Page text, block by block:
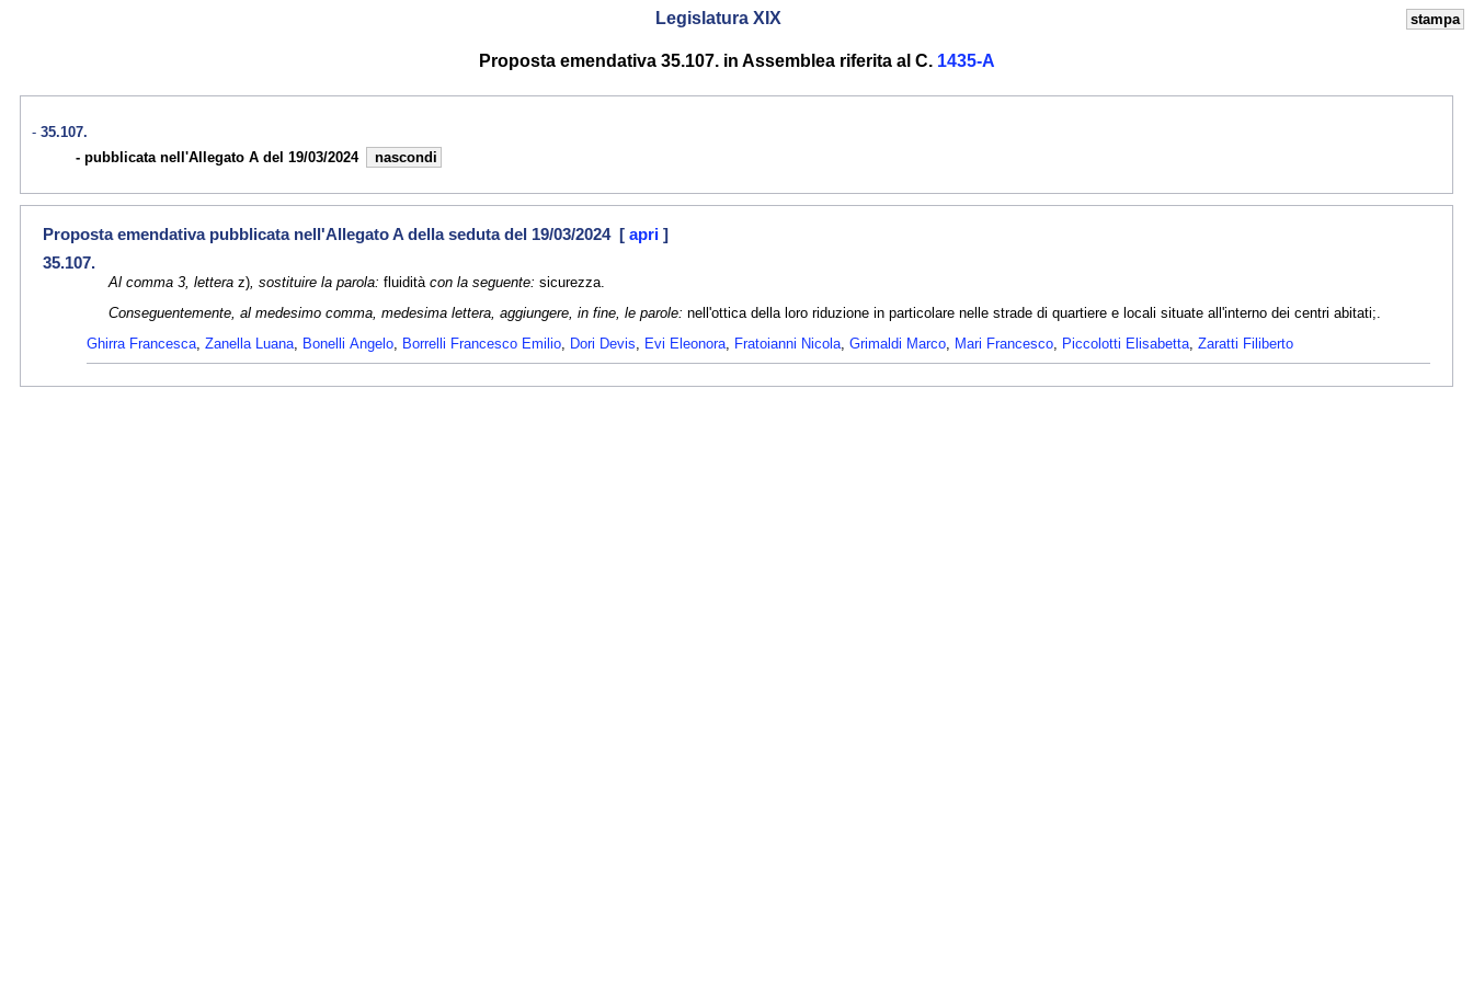
stampa
Legislatura XIX
Proposta emendativa 35.107. in Assemblea riferita al C. 1435-A
35.107.
pubblicata nell'Allegato A del 19/03/2024
nascondi
Proposta emendativa pubblicata nell'Allegato A della seduta del 19/03/2024 [ apri ]
35.107.
Al comma 3, lettera z) , sostituire la parola: fluidità con la seguente: sicurezza.
Conseguentemente, al medesimo comma, medesima lettera, aggiungere, in fine, le parole: nell'ottica della loro riduzione in particolare nelle strade di quartiere e locali situate all'interno dei centri abitati;.
Ghirra Francesca, Zanella Luana, Bonelli Angelo, Borrelli Francesco Emilio, Dori Devis, Evi Eleonora, Fratoianni Nicola, Grimaldi Marco, Mari Francesco, Piccolotti Elisabetta, Zaratti Filiberto